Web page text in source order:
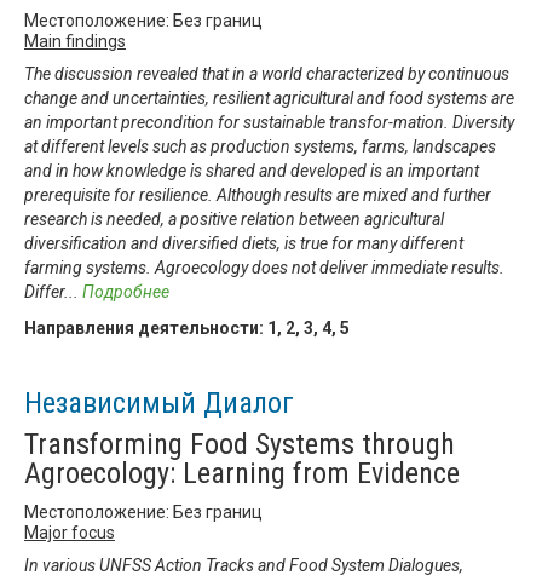
Местоположение: Без границ
Main findings
The discussion revealed that in a world characterized by continuous
change and uncertainties, resilient agricultural and food systems are
an important precondition for sustainable transfor-mation. Diversity
at different levels such as production systems, farms, landscapes
and in how knowledge is shared and developed is an important
prerequisite for resilience. Although results are mixed and further
research is needed, a positive relation between agricultural
diversification and diversified diets, is true for many different
farming systems. Agroecology does not deliver immediate results.
Differ... Подробнее
Направления деятельности: 1 , 2, 3, 4, 5
Независимый Диалог
Transforming Food Systems through
Agroecology: Learning from Evidence
Местоположение: Без границ
Major focus
In various UNFSS Action Tracks and Food System Dialogues,